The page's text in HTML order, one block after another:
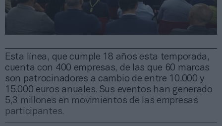
Esta línea, que cumple 18 años esta temporada,
cuenta con 400 empresas, de las que 60 marcas
son patrocinadores a cambio de entre 10.000 y
15.000 euros anuales. Sus eventos han generado
5,3 millones en movimientos de las empresas
participantes.